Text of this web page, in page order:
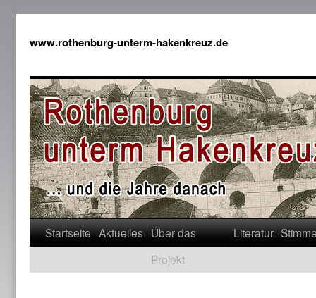
www.rothenburg-unterm-hakenkreuz.de
Startseite Aktuelles Über das
Projekt
Literatur